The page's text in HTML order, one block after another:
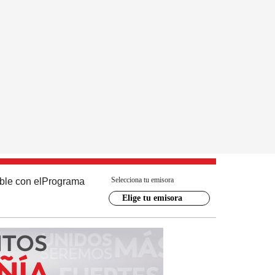
con el Programa Selecciona tu emisora
Elige tu emisora